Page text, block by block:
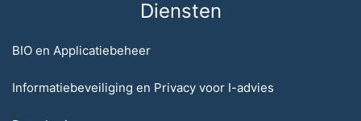
Diensten
BIO en Applicatiebeheer
Informatiebeveiliging en Privacy voor I-advies